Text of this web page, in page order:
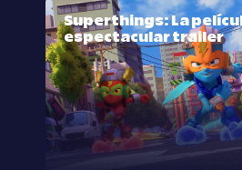
Superthings: La
espectacular trailer